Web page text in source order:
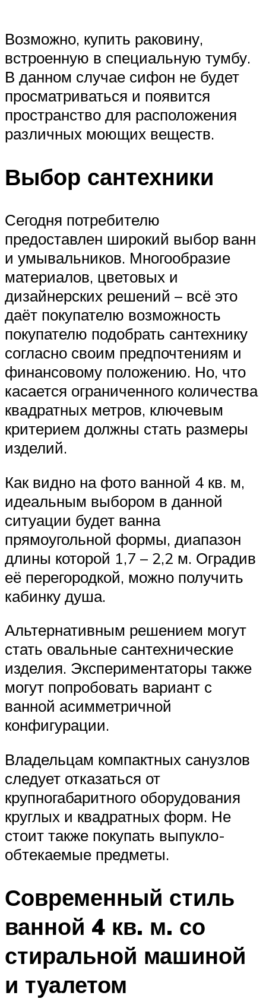
Возможно, купить раковину,
встроенную в специальную тумбу.
В данном случае сифон не будет
просматриваться и появится
пространство для расположения
различных моющих веществ.
Выбор сантехники
Сегодня потребителю
предоставлен широкий выбор ванн
и умывальников. Многообразие
материалов, цветовых и
дизайнерских решений – всё это
даёт покупателю возможность
покупателю подобрать сантехнику
согласно своим предпочтениям и
финансовому положению. Но, что
касается ограниченного количества
квадратных метров, ключевым
критерием должны стать размеры
изделий.
Как видно на фото ванной 4 кв. м,
идеальным выбором в данной
ситуации будет ванна
прямоугольной формы, диапазон
длины которой 1,7 – 2,2 м. Оградив
её перегородкой, можно получить
кабинку душа.
Альтернативным решением могут
стать овальные сантехнические
изделия. Экспериментаторы также
могут попробовать вариант с
ванной асимметричной
конфигурации.
Владельцам компактных санузлов
следует отказаться от
крупногабаритного оборудования
круглых и квадратных форм. Не
стоит также покупать выпукло-
обтекаемые предметы.
Современный стиль
ванной 4 кв. м. со
стиральной машиной
и туалетом